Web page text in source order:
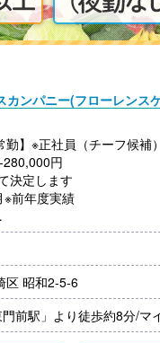
ンパニー(フローレンス
勤】※正社員（チーフ候補）
280,000円
決定します
※前年度実績
円/月
以上（ガソリン代は規定
）
規定による）
区 昭和2-5-6
前駅」より徒歩約8分/マ